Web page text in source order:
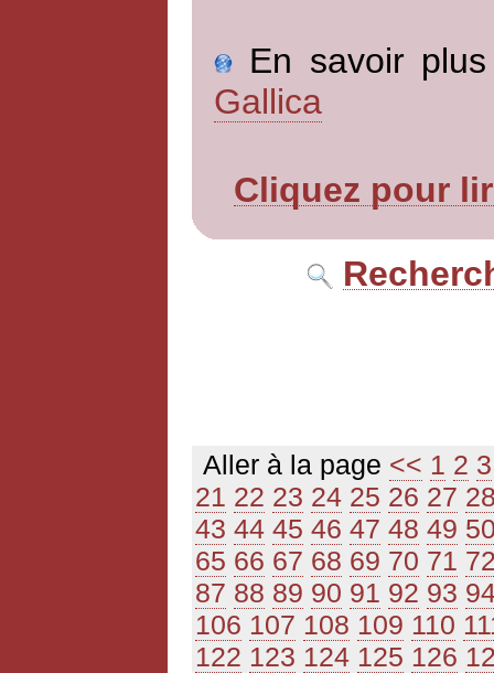
En savoir
Gallica
Cliquez pour
Aller à la page << 1 2 3
21 22 23 24 25 26 27
43 44 45 46 47 48 49
65 66 67 68 69 70 71
87 88 89 90 91 92 93
106 107 108 109 110
122 123 124 125 126